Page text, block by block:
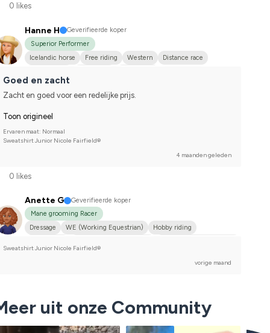
0 likes
Hanne H
Geverifieerde koper
Superior Performer
Icelandic horse
Free riding Western
Distance race
Compete on hobby-level
Goed en zacht
Zacht en goed voor een redelijke prijs.
Toon origineel
Ervaren maat: Normaal
Sweatshirt Junior Nicole Fairfield®
4 maanden geleden
0 likes
Anette G
Geverifieerde koper
Mane grooming Racer
Dressage
WE (Working Equestrian)
Hobby riding
Sweatshirt Junior Nicole Fairfield®
vorige maand
uit onze Community